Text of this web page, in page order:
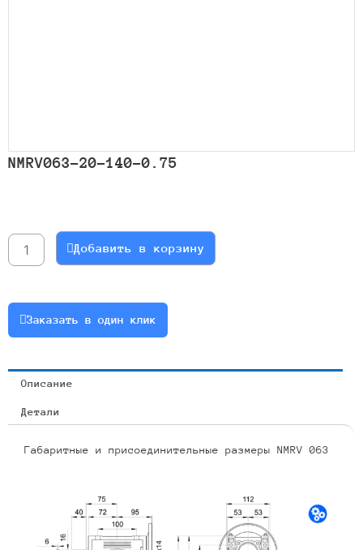
NMRV063-20-140-0.75
NMRV063-
20-
Добавить в корзину
Заказать в один клик
Описание
Детали
Габаритные и присоединительные размеры NMRV 063